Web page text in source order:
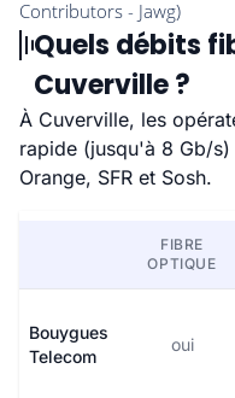
Quels débits
Cuverville ?
À Cuverville, les
rapide (jusqu'à 8 Gb/
Orange, SFR et Sosh.
FIBRE
OPTIQUE
Bouygues
Telecom
oui